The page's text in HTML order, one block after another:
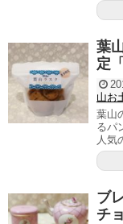
葉
定
山お
葉山
るパ
人気
ブ
チ